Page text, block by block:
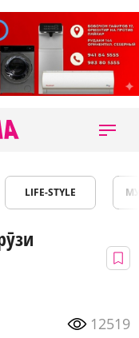
LIFE-STYLE
12519